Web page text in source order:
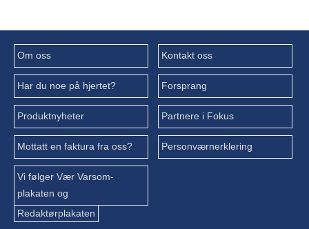
Om oss Kontakt oss
Har du noe på hjertet? Forsprang
Produktnyheter Partnere i Fokus
Mottatt en faktura fra oss? Personværnerklering
Vi følger Vær Varsom-
plakaten og
Redaktørplakaten